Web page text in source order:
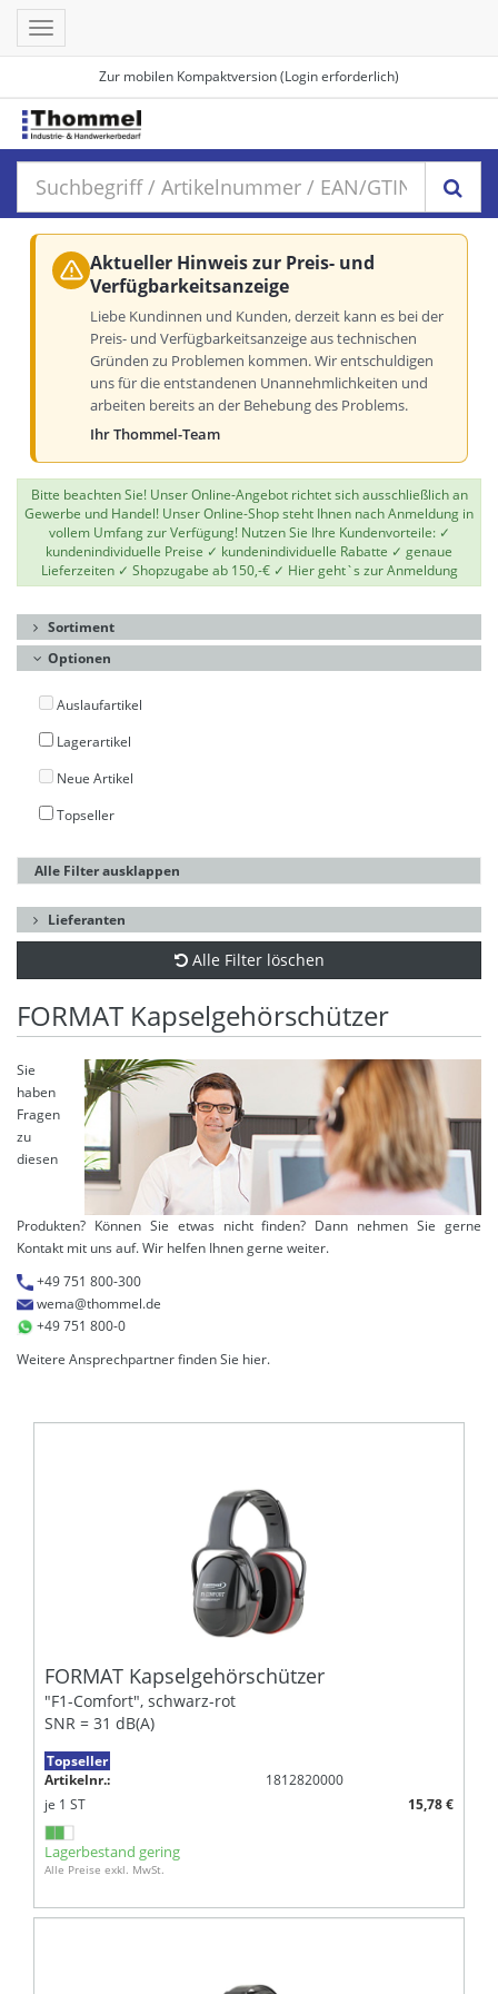
Zur mobilen Kompaktversion (Login erforderlich)
Toggle
navigation
Aktueller Hinweis zur Preis- und
Verfügbarkeitsanzeige
Liebe Kundinnen und Kunden, derzeit kann es bei der
Preis- und Verfügbarkeitsanzeige aus technischen
Gründen zu Problemen kommen. Wir entschuldigen
uns für die entstandenen Unannehmlichkeiten und
arbeiten bereits an der Behebung des Problems.
Ihr Thommel-Team
Bitte beachten Sie! Unser Online-Angebot richtet sich ausschließlich an
Gewerbe und Handel! Unser Online-Shop steht Ihnen nach Anmeldung in
vollem Umfang zur Verfügung! Nutzen Sie Ihre Kundenvorteile: ✓
kundenindividuelle Preise ✓ kundenindividuelle Rabatte ✓ genaue
Lieferzeiten ✓ Shopzugabe ab 150,-€ ✓ Hier geht`s zur Anmeldung
Sortiment
Optionen
Auslaufartikel
Lagerartikel
Neue Artikel
Topseller
Alle Filter ausklappen
Lieferanten
Alle Filter löschen
FORMAT Kapselgehörschützer
Sie
haben
Fragen
zu
diesen
Produkten? Können Sie etwas nicht finden? Dann nehmen Sie gerne
Kontakt mit uns auf. Wir helfen Ihnen gerne weiter.
+49 751 800-300
wema@thommel.de
+49 751 800-0
Weitere Ansprechpartner finden Sie hier.
FORMAT Kapselgehörschützer
"F1-Comfort", schwarz-rot
SNR = 31 dB(A)
Topseller
Artikelnr.:
1812820000
je 1 ST 15,78 €
Lagerbestand gering
Alle Preise exkl. MwSt.